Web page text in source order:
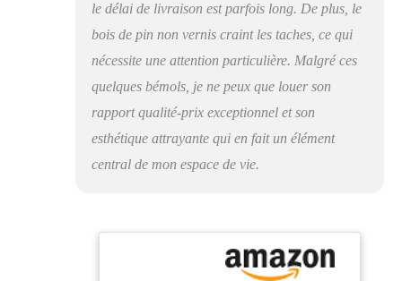
maison bien rangée.
【Polyvalente】:
voulez - dans le salon,
la salle à manger ou
même la salle de
séjour. Cette table de
canapé polyvalente est
un choix parfait pour
décontraction.
le délai de livraison est parfois long. De plus, le
bois de pin non vernis craint les taches, ce qui
nécessite une attention particulière. Malgré ces
quelques bémols, je ne peux que louer son
rapport qualité-prix exceptionnel et son
esthétique attrayante qui en fait un élément
central de mon espace de vie.